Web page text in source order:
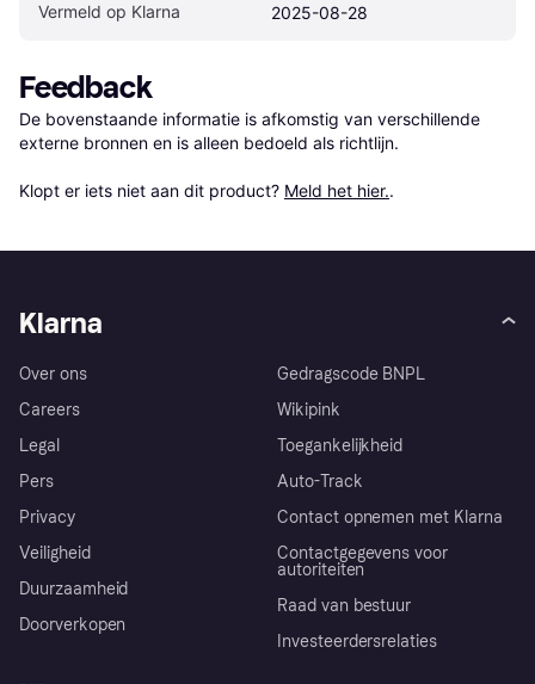
Vermeld op Klarna 2025-08-28
Feedback
De bovenstaande informatie is afkomstig van verschillende
externe bronnen en is alleen bedoeld als richtlijn.
Klopt er iets niet aan dit product? Meld het hier..
Klarna
Over ons
Careers
Legal
Pers
Privacy
Veiligheid
Duurzaamheid
Doorverkopen
Gedragscode BNPL
Wikipink
Toegankelijkheid
Auto-Track
Contact opnemen met Klarna
Contactgegevens voor
autoriteiten
Raad van bestuur
Investeerdersrelaties